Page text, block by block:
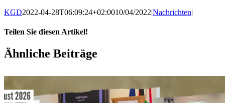
KGD2022-04-28T06:09:24+02:0010/04/2022|Nachrichten|
Teilen Sie diesen Artikel!
Facebook
X
WhatsApp
Pinterest
E-
Mail
Ähnliche Beiträge